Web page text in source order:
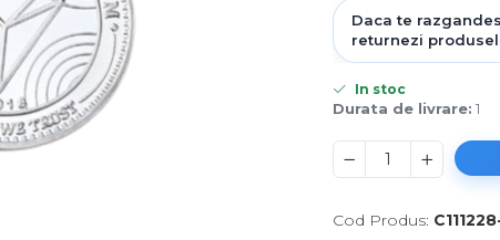
In stoc
Durata de livrare: 1
Cod Produs: